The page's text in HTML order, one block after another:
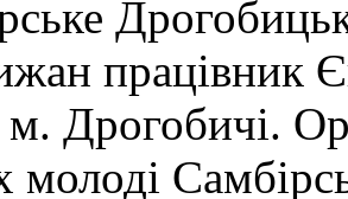
працівник
Дрогобичі.
молоді